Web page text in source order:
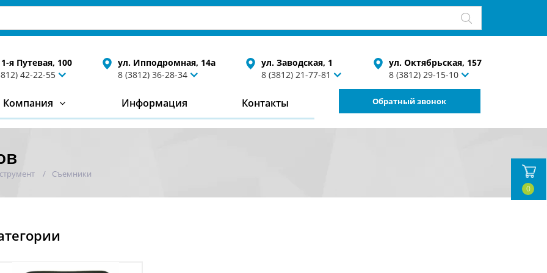
я Путевая, 100
42-22-55
ул. Ипподромная, 14а
8 (3812) 36-28-34
ул. Заводская, 1
8 (3812) 21-77-81
ул. Октябрьская, 157
8 (3812) 29-15-10
Компания Информация Контакты Обратный звонок
Съемники
0